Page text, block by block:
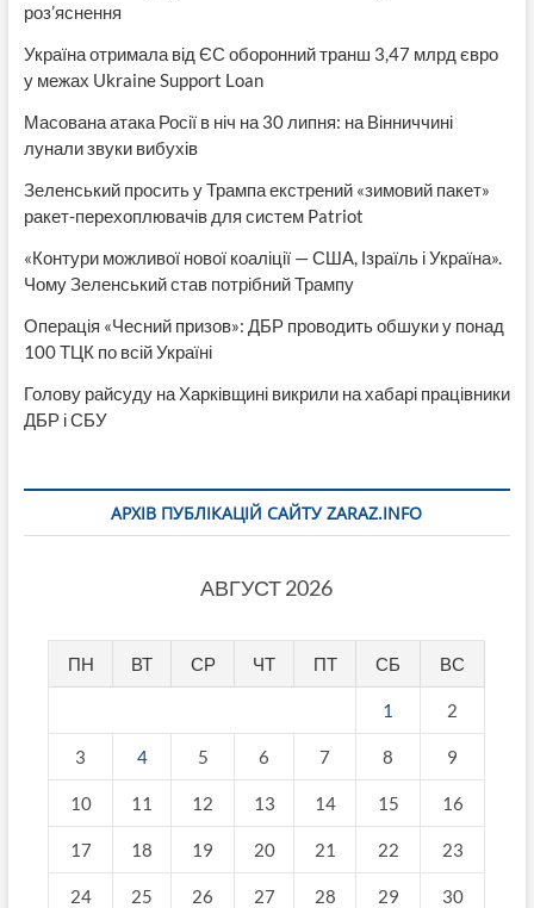
роз’яснення
Україна отримала від ЄС оборонний транш 3,47 млрд євро
у межах Ukraine Support Loan
Масована атака Росії в ніч на 30 липня: на Вінниччині
лунали звуки вибухів
Зеленський просить у Трампа екстрений «зимовий пакет»
ракет-перехоплювачів для систем Patriot
«Контури можливої нової коаліції — США, Ізраїль і Україна».
Чому Зеленський став потрібний Трампу
Операція «Чесний призов»: ДБР проводить обшуки у понад
100 ТЦК по всій Україні
Голову райсуду на Харківщині викрили на хабарі працівники
ДБР і СБУ
АРХІВ ПУБЛІКАЦІЙ САЙТУ ZARAZ.INFO
АВГУСТ 2026
ПН ВТ СР ЧТ ПТ СБ ВС
1 2
3 4 5 6 7 8 9
10 11 12 13 14 15 16
17 18 19 20 21 22 23
24 25 26 27 28 29 30